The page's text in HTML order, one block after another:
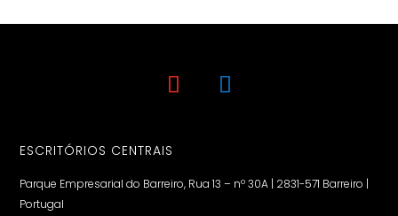
ESCRITÓRIOS CENTRAIS
Parque Empresarial do Barreiro, Rua 13 – nº 30A | 2831-571 Barreiro |
Portugal